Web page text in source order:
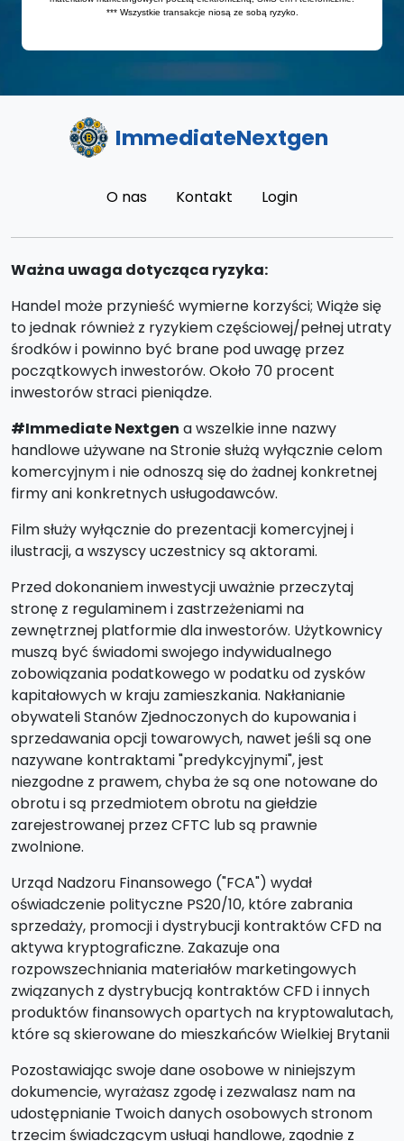
ImmediateNextgen
O nas Kontakt Login
Ważna uwaga dotycząca ryzyka:
Handel może przynieść wymierne korzyści; Wiąże się
to jednak również z ryzykiem częściowej/pełnej utraty
środków i powinno być brane pod uwagę przez
początkowych inwestorów. Około 70 procent
inwestorów straci pieniądze.
#Immediate Nextgen a wszelkie inne nazwy
handlowe używane na Stronie służą wyłącznie celom
komercyjnym i nie odnoszą się do żadnej konkretnej
firmy ani konkretnych usługodawców.
Film służy wyłącznie do prezentacji komercyjnej i
ilustracji, a wszyscy uczestnicy są aktorami.
Przed dokonaniem inwestycji uważnie przeczytaj
stronę z regulaminem i zastrzeżeniami na
zewnętrznej platformie dla inwestorów. Użytkownicy
muszą być świadomi swojego indywidualnego
zobowiązania podatkowego w podatku od zysków
kapitałowych w kraju zamieszkania. Nakłanianie
obywateli Stanów Zjednoczonych do kupowania i
sprzedawania opcji towarowych, nawet jeśli są one
nazywane kontraktami "predykcyjnymi", jest
niezgodne z prawem, chyba że są one notowane do
obrotu i są przedmiotem obrotu na giełdzie
zarejestrowanej przez CFTC lub są prawnie
zwolnione.
Urząd Nadzoru Finansowego ("FCA") wydał
oświadczenie polityczne PS20/10, które zabrania
sprzedaży, promocji i dystrybucji kontraktów CFD na
aktywa kryptograficzne. Zakazuje ona
rozpowszechniania materiałów marketingowych
związanych z dystrybucją kontraktów CFD i innych
produktów finansowych opartych na kryptowalutach,
które są skierowane do mieszkańców Wielkiej Brytanii
Pozostawiając swoje dane osobowe w niniejszym
dokumencie, wyrażasz zgodę i zezwalasz nam na
udostępnianie Twoich danych osobowych stronom
trzecim świadczącym usługi handlowe, zgodnie z